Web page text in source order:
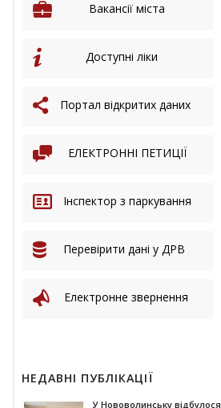
Вакансії міста
Доступні ліки
Портал відкритих даних
ЕЛЕКТРОННІ ПЕТИЦІЇ
Інспектор з паркування
Перевірити дані у ДРВ
Електронне звернення
НЕДАВНІ ПУБЛІКАЦІЇ
У Нововолинську відбулося